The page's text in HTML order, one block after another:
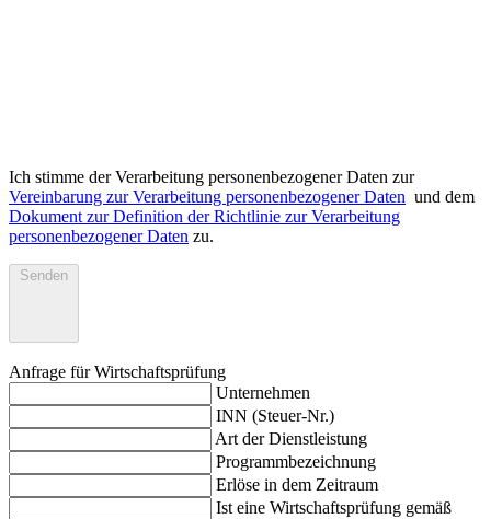
Ich stimme der Verarbeitung personenbezogener Daten zur
Vereinbarung zur Verarbeitung personenbezogener Daten und dem
Dokument zur Definition der Richtlinie zur Verarbeitung
personenbezogener Daten zu.
Senden
Anfrage für Wirtschaftsprüfung
Unternehmen
INN (Steuer-Nr.)
Art der Dienstleistung
Programmbezeichnung
Erlöse in dem Zeitraum
Ist eine Wirtschaftsprüfung gemäß